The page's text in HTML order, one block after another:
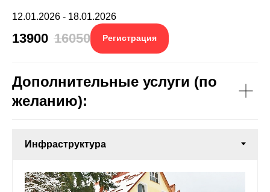
12.01.2026 - 18.01.2026
13900 16050 Регистрация
Дополнительные услуги (по
желанию):